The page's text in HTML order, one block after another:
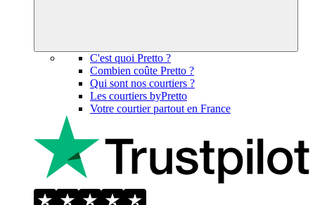
C'est quoi Pretto ?
Combien coûte Pretto ?
Qui sont nos courtiers ?
Les courtiers byPretto
Votre courtier partout en France